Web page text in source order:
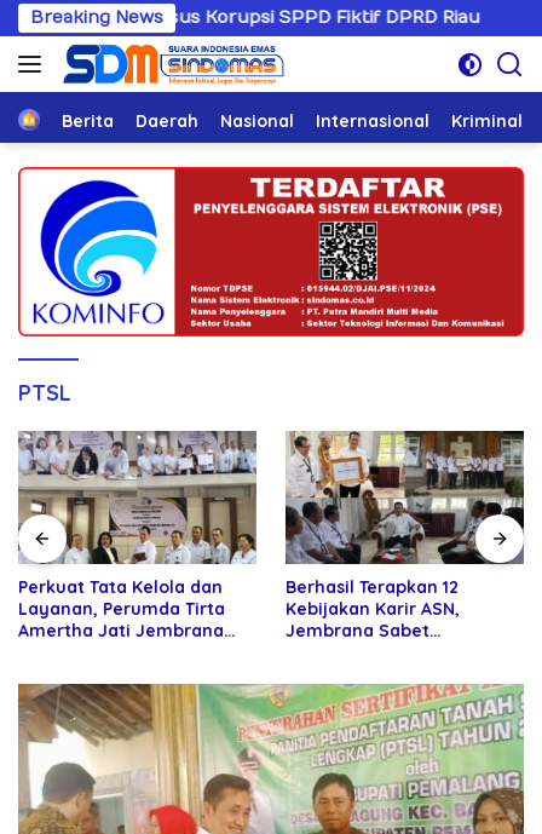
Langsung
ke
konten
Breaking News
Kasus Korupsi SPPD Fiktif DPRD Riau
HomeBerita Daerah Nasional Internasional Kriminal
PTSL
Perkuat Tata Kelola dan
Layanan, Perumda Tirta
Amertha Jati Jembrana
Berhasil Terapkan 12
Kebijakan Karir ASN,
Jembrana Sabet